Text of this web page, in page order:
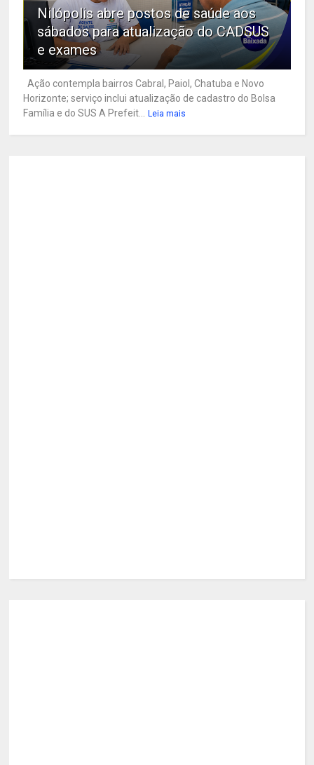
Nilópolis abre postos de saúde aos
sábados para atualização do CADSUS
e exames
Ação contempla bairros Cabral, Paiol, Chatuba e Novo
Horizonte; serviço inclui atualização de cadastro do Bolsa
Família e do SUS A Prefeit...
Leia mais